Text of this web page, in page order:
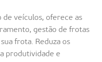
veículos, oferece as
gestão de frotas
frota. Reduza os
produtividade e